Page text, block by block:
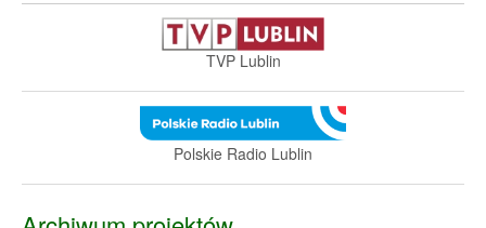
TVP Lublin
Polskie Radio Lublin